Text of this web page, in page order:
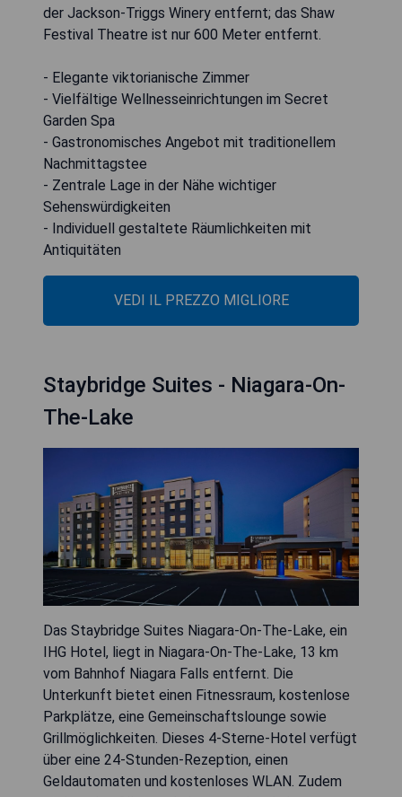
der Jackson-Triggs Winery entfernt; das Shaw
Festival Theatre ist nur 600 Meter entfernt.
- Elegante viktorianische Zimmer
- Vielfältige Wellnesseinrichtungen im Secret
Garden Spa
- Gastronomisches Angebot mit traditionellem
Nachmittagstee
- Zentrale Lage in der Nähe wichtiger
Sehenswürdigkeiten
- Individuell gestaltete Räumlichkeiten mit
Antiquitäten
VEDI IL PREZZO MIGLIORE
Staybridge Suites - Niagara-On-
The-Lake
Das Staybridge Suites Niagara-On-The-Lake, ein
IHG Hotel, liegt in Niagara-On-The-Lake, 13 km
vom Bahnhof Niagara Falls entfernt. Die
Unterkunft bietet einen Fitnessraum, kostenlose
Parkplätze, eine Gemeinschaftslounge sowie
Grillmöglichkeiten. Dieses 4-Sterne-Hotel verfügt
über eine 24-Stunden-Rezeption, einen
Geldautomaten und kostenloses WLAN. Zudem